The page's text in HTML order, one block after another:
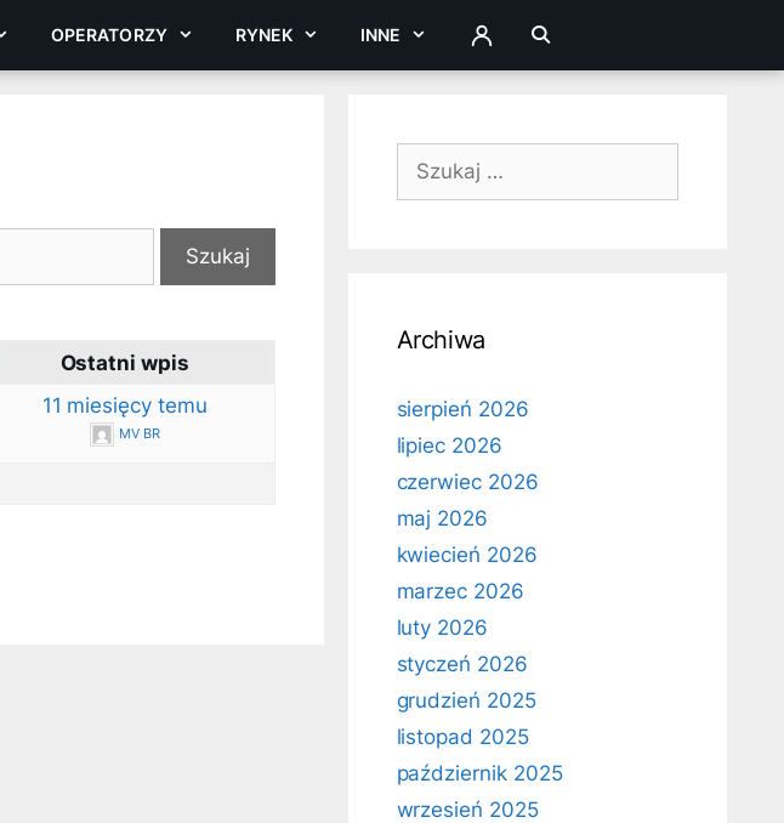
OPERATORZY RYNEK INNE ZALOGUJ
Ostatni wpis
11 miesięcy temu
MV BR
Szukaj:
Archiwa
sierpień 2026
lipiec 2026
czerwiec 2026
maj 2026
kwiecień 2026
marzec 2026
luty 2026
styczeń 2026
grudzień 2025
listopad 2025
październik 2025
wrzesień 2025